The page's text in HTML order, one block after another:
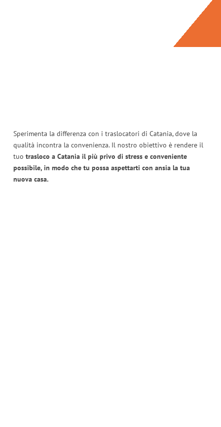
Sperimenta la differenza con i traslocatori di Catania, dove la
qualità incontra la convenienza. Il nostro obiettivo è rendere il
tuo trasloco a Catania il più privo di stress e conveniente
possibile, in modo che tu possa aspettarti con ansia la tua
nuova casa.